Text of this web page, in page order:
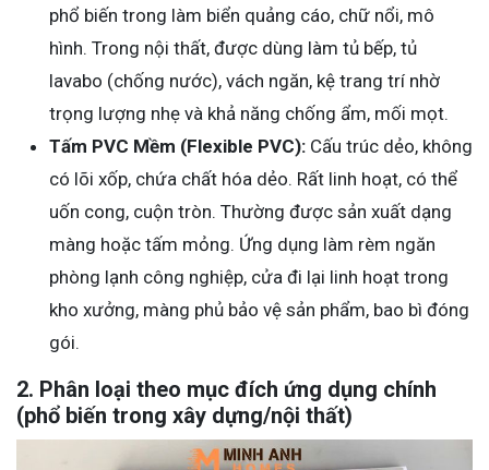
phổ biến trong làm biển quảng cáo, chữ nổi, mô
hình. Trong nội thất, được dùng làm tủ bếp, tủ
lavabo (chống nước), vách ngăn, kệ trang trí nhờ
trọng lượng nhẹ và khả năng chống ẩm, mối mọt.
Tấm PVC Mềm (Flexible PVC): Cấu trúc dẻo, không
có lõi xốp, chứa chất hóa dẻo. Rất linh hoạt, có thể
uốn cong, cuộn tròn. Thường được sản xuất dạng
màng hoặc tấm mỏng. Ứng dụng làm rèm ngăn
phòng lạnh công nghiệp, cửa đi lại linh hoạt trong
kho xưởng, màng phủ bảo vệ sản phẩm, bao bì đóng
gói.
2. Phân loại theo mục đích ứng dụng chính
(phổ biến trong xây dựng/nội thất)